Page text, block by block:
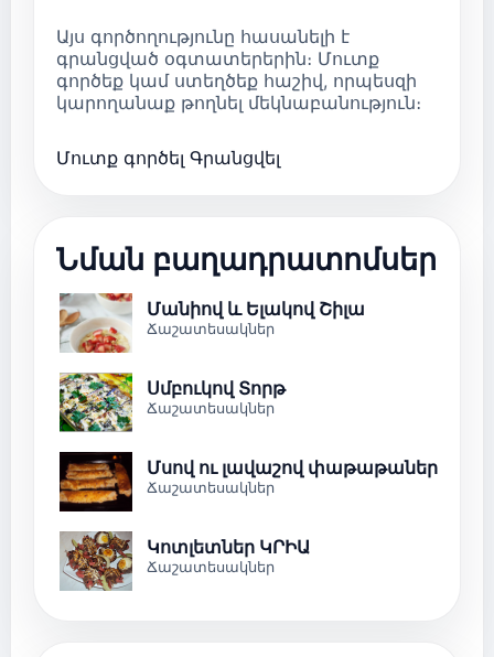
Այս գործողությունը հասանելի է
գրանցված օգտատերերին։ Մուտք
գործեք կամ ստեղծեք հաշիվ, որպեսզի
կարողանաք թողնել մեկնաբանություն։
Մուտք գործել Գրանցվել
Նման բաղադրատոմսեր
Մանիով և Ելակով Շիլա
Ճաշատեսակներ
Սմբուկով Տորթ
Ճաշատեսակներ
Մսով ու լավաշով փաթաթաներ
Ճաշատեսակներ
Կոտլետներ ԿՐԻԱ
Ճաշատեսակներ